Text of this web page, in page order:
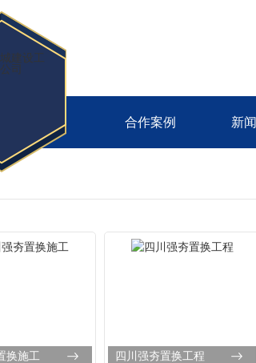
合作案例 新
换施工 四川强夯置换工程